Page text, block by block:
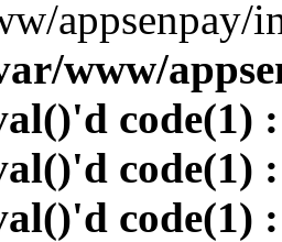
www/
code(1)
code(1)
code(1)